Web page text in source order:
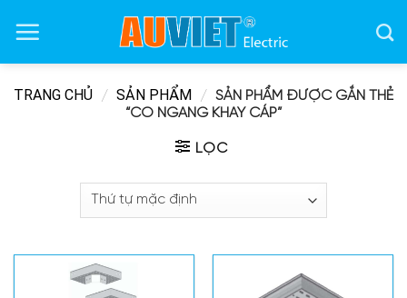
TRANG CHỦ / SẢN PHẨM / SẢN PHẨM ĐƯỢC GẮN THẺ
“CO NGANG KHAY CÁP”
LỌC